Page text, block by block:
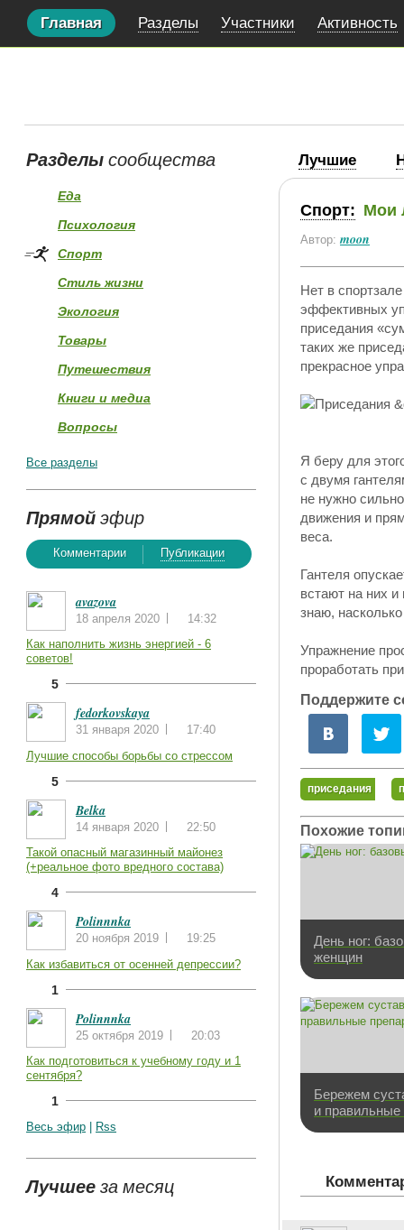
Главная Разделы Участники Активность
Лучшие
Спорт: Мои
Автор: moon
Нет в
эффективных
приседания
таких же
прекрасное
Я беру для
с двумя
не нужно
движения и
веса.
Гантеля
встают на них
знаю,
Упражнение
проработать
Поддержите
приседания
Похожие
День ног:
женщин
Бережем
и
Разделысообщества
Еда
Психология
Спорт
Стиль жизни
Экология
Товары
Путешествия
Книги и медиа
Вопросы
Все разделы
Прямойэфир
Комментарии Публикации
avazova
18 апреля 2020
14:32
Как наполнить жизнь энергией - 6
советов!
5
fedorkovskaya
31 января 2020
17:40
Лучшие способы борьбы со стрессом
5
Belka
14 января 2020
22:50
Такой опасный магазинный майонез
(+реальное фото вредного состава)
4
Polinnnka
20 ноября 2019
19:25
Как избавиться от осенней депрессии?
1
Polinnnka
25 октября 2019
20:03
Как подготовиться к учебному году и 1
сентября?
1
Весь эфир Rss
Лучшееза месяц